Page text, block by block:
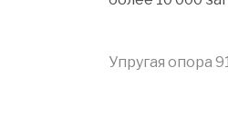
Упругая опора